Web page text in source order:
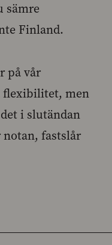
sämre
Finland.
på vår
flexibilitet, men
i slutändan
fastslår